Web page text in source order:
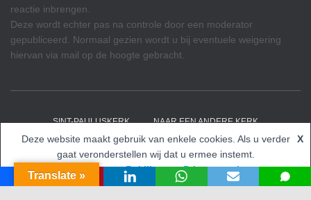
reactie inbrengen.
Deze wordt echter pas na controle door een moderator
gepubliceerd. Normaal gezien wordt u bij eventuele weigering
hiervan via mail op de hoogte gebracht.
SINT-PAULUSKERK NAAR EEN ANDERE KERK
Hestia | Ontwikkeld door ThemeIsle
Translate »
Deze website maakt gebruik van enkele cookies. Als u verder
gaat veronderstellen wij dat u ermee instemt.
X
Accepteren Bekijk onze Privacy opties